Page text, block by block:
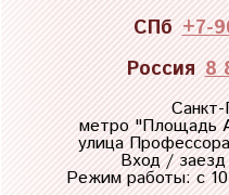
СПб +7-
Россия 8
метро "Площадь
улица
Вход / заезд
Режим работы: с